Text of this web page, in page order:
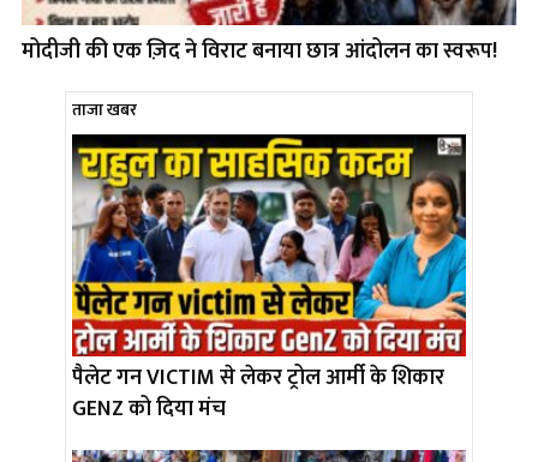
मोदीजी की एक ज़िद ने विराट बनाया छात्र आंदोलन का स्वरूप!
ताजा खबर
पैलेट गन VICTIM से लेकर ट्रोल आर्मी के शिकार
GENZ को दिया मंच